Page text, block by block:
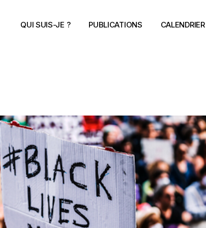
QUI SUIS-JE ? PUBLICATIONS CALENDRIER